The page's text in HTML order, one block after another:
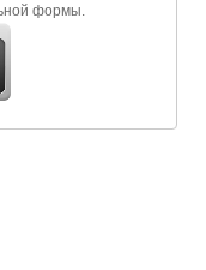
формы.